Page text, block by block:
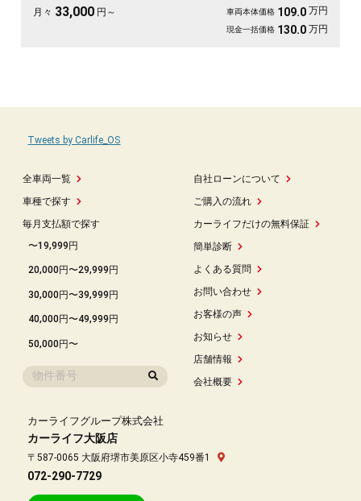
💫🏔️🚗✌️《1年保証付》
月々 33,000 円～ 車両本体価格 109.0 万円
現金一括価格 130.0 万円
全車両一覧
車種で探す
毎月支払額で探す
〜19,999円
20,000円〜29,999円
30,000円〜39,999円
40,000円〜49,999円
50,000円〜
自社ローンについて
ご購入の流れ
カーライフだけの無料保証
簡単診断
よくある質問
お問い合わせ
お客様の声
お知らせ
店舗情報
会社概要
Tweets by Carlife_OS
カーライフグループ株式会社
カーライフ大阪店
〒587-0065 大阪府堺市美原区小寺459番1
072-290-7729